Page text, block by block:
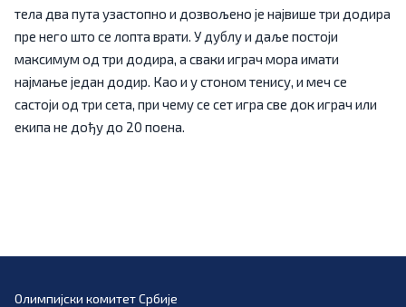
тела два пута узастопно и дозвољено је највише три додира
пре него што се лопта врати. У дублу и даље постоји
максимум од три додира, а сваки играч мора имати
најмање један додир. Као и у стоном тенису, и меч се
састоји од три сета, при чему се сет игра све док играч или
екипа не дођу до 20 поена.
Олимпијски комитет Србије